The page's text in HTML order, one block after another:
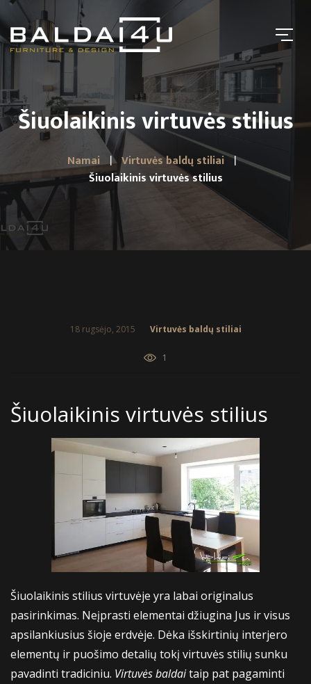
Šiuolaikinis virtuvės stilius
Namai
Virtuvės baldų stiliai
Šiuolaikinis virtuvės stilius
18 rugsėjo, 2015 Virtuvės baldų stiliai
1
Šiuolaikinis virtuvės stilius
Šiuolaikinis stilius virtuvėje yra labai originalus
pasirinkimas. Neįprasti elementai džiugina Jus ir visus
apsilankiusius šioje erdvėje. Dėka išskirtinių interjero
elementų ir puošimo detalių tokį virtuvės stilių sunku
pavadinti tradiciniu. Virtuvės baldaitaip pat pagaminti